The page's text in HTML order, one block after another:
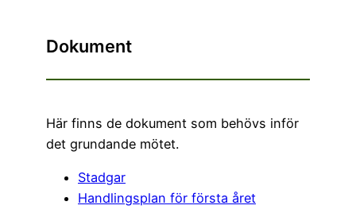
Dokument
Här finns de dokument som behövs inför
det grundande mötet.
Stadgar
Handlingsplan för första året